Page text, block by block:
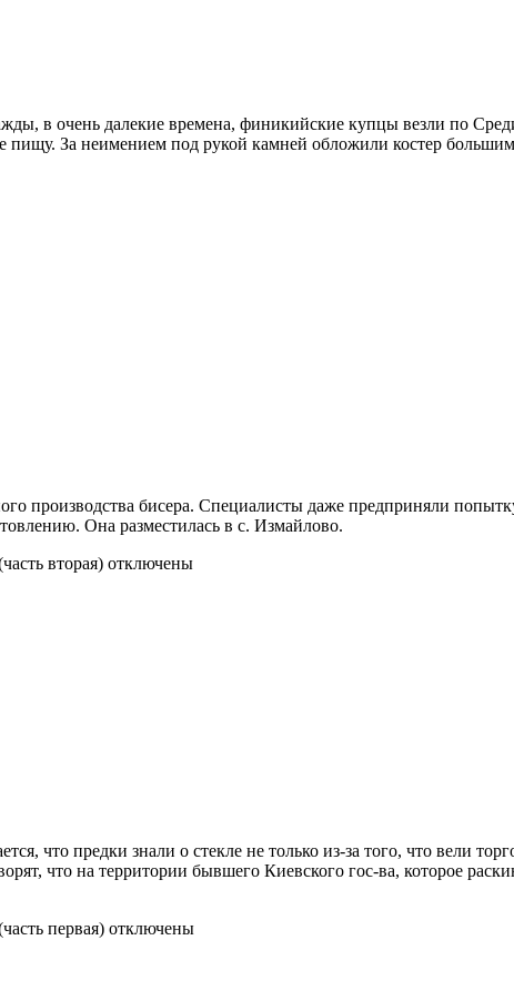
в очень далекие времена, финикийские купцы везли по
пищу. За неимением под рукой камней обложили костер
производства бисера. Специалисты даже предприняли
Она разместилась в с. Измайлово.
вторая) отключены
что предки знали о стекле не только из-за того, что вели
что на территории бывшего Киевского гос-ва, которое
первая) отключены